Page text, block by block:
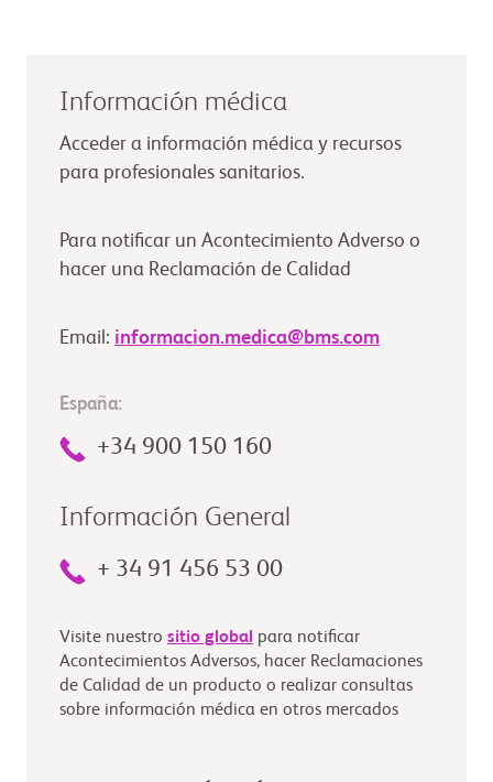
Información médica
Acceder a información médica y recursos
para profesionales sanitarios.
Para notificar un Acontecimiento Adverso o
hacer una Reclamación de Calidad
Email: informacion.medica@bms.com
España:
+34 900 150 160
Información General
+ 34 91 456 53 00
Visite nuestro sitio global para notificar
Acontecimientos Adversos, hacer Reclamaciones
de Calidad de un producto o realizar consultas
sobre información médica en otros mercados